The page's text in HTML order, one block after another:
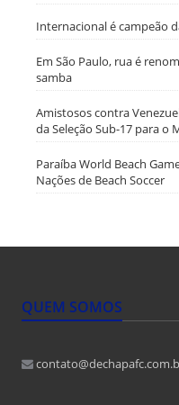
Internacional é campeão
Em São Paulo, rua é
samba
Amistosos contra
da Seleção Sub-17 para o
Paraíba World Beach
Nações de Beach Soccer
QUEM SOMOS